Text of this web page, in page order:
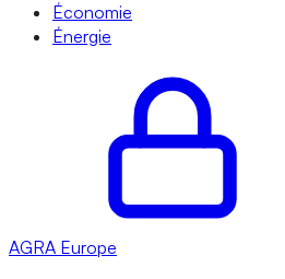
Économie
Énergie
AGRA Europe